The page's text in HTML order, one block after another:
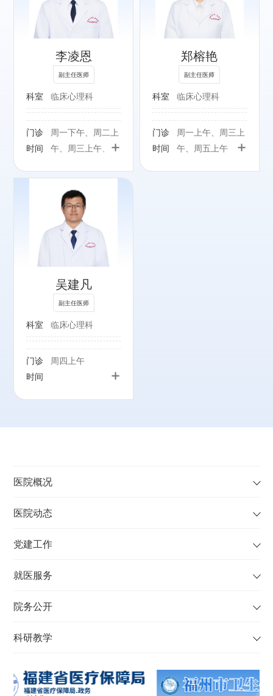
李凌恩
副主任医师
科室 临床心理科
门诊
时间
周一下午、周二上
午、周三上午、周
+
郑榕艳
副主任医师
科室 临床心理科
门诊
时间
周一上午、周三上
午、周五上午
+
精神科各类常见疾
病，尤其精神分裂
症、睡眠障碍、焦
虑症、抑郁症的诊
疗及心理治疗。
吴建凡
副主任医师
科室 临床心理科
门诊
时间
周四上午
+
医院概况
医院动态
党建工作
就医服务
院务公开
科研教学